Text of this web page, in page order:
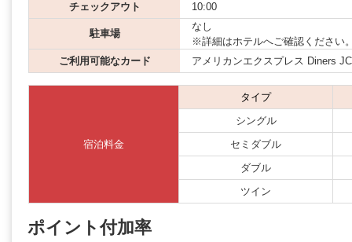
チェックアウト
10:00
駐車場
なし
※詳細はホテルへご確認ください
ご利用可能なカード
アメリカンエクスプレス Diners
宿泊料金
タイプ
シングル
セミダブル
ダブル
ツイン
ポイント付加率